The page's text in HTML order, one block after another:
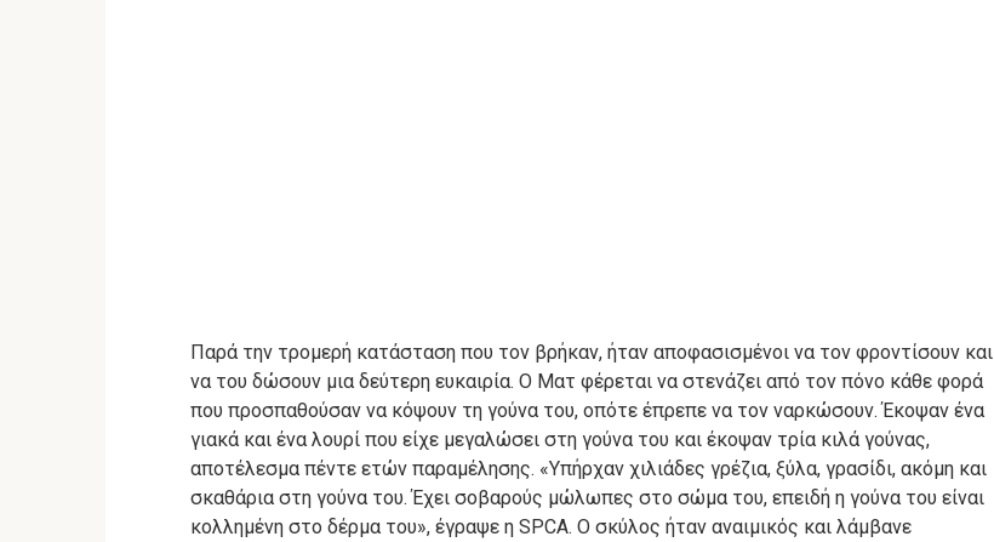
Παρά την τρομερή κατάσταση που τον βρήκαν, ήταν αποφασισμένοι να τον φροντίσουν και
να του δώσουν μια δεύτερη ευκαιρία. Ο Ματ φέρεται να στενάζει από τον πόνο κάθε φορά
που προσπαθούσαν να κόψουν τη γούνα του, οπότε έπρεπε να τον ναρκώσουν. Έκοψαν ένα
γιακά και ένα λουρί που είχε μεγαλώσει στη γούνα του και έκοψαν τρία κιλά γούνας,
αποτέλεσμα πέντε ετών παραμέλησης. «Υπήρχαν χιλιάδες γρέζια, ξύλα, γρασίδι, ακόμη και
σκαθάρια στη γούνα του. Έχει σοβαρούς μώλωπες στο σώμα του, επειδή η γούνα του είναι
κολλημένη στο δέρμα του», έγραψε η SPCA. Ο σκύλος ήταν αναιμικός και λάμβανε